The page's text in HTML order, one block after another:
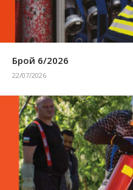
Брой 6/2026
22/07/2026